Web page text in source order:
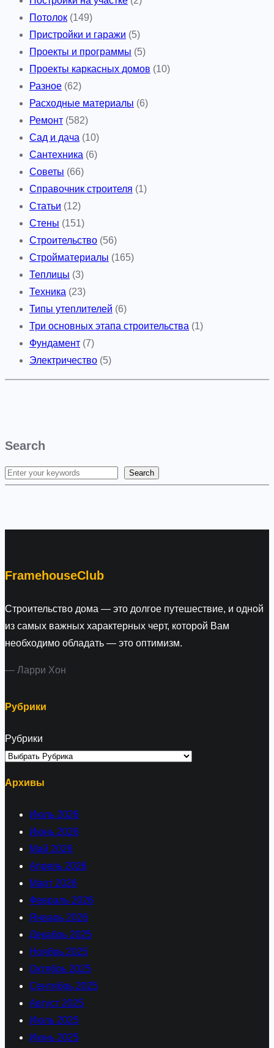
Потолок (149)
Пристройки и гаражи (5)
Проекты и программы (5)
Проекты каркасных домов (10)
Разное (62)
Расходные материалы (6)
Ремонт (582)
Сад и дача (10)
Сантехника (6)
Советы (66)
Справочник строителя (1)
Статьи (12)
Стены (151)
Строительство (56)
Стройматериалы (165)
Теплицы (3)
Техника (23)
Типы утеплителей (6)
Три основных этапа строительства (1)
Фундамент (7)
Электричество (5)
Search
S
Search
FramehouseClub
Строительство дома — это долгое путешествие, и одной
из самых важных характерных черт, которой Вам
необходимо обладать — это оптимизм.
— Ларри Хон
Рубрики
Рубрики
Архивы
Июль 2026
Июнь 2026
Май 2026
Апрель 2026
Март 2026
Февраль 2026
Январь 2026
Декабрь 2025
Ноябрь 2025
Октябрь 2025
Сентябрь 2025
Август 2025
Июль 2025
Июнь 2025